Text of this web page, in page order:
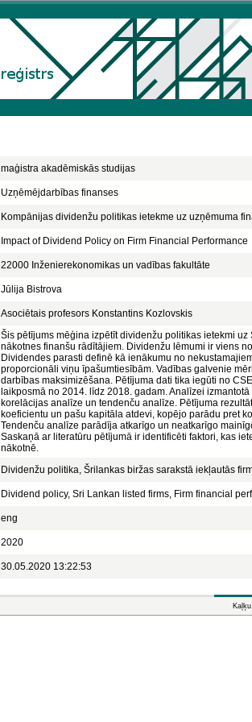
maģistra akadēmiskās studijas
Uzņēmējdarbības finanses
Kompānijas dividenžu politikas ietekme uz uzņēmuma
Impact of Dividend Policy on Firm Financial Performance
22000 Inženierekonomikas un vadības fakultāte
Jūlija Bistrova
Asociētais profesors Konstantins Kozlovskis
Šis pētījums mēģina izpētīt dividenžu politikas ietekmi
nākotnes finanšu rādītājiem. Dividenžu lēmumi ir viens
Dividendes parasti definē kā ienākumu no
proporcionāli viņu īpašumtiesībām. Vadības galvenie
darbības maksimizēšana. Pētījuma dati tika iegūti no
laikposmā no 2014. līdz 2018. gadam. Analīzei
korelācijas analīze un tendenču analīze. Pētījuma
koeficientu un pašu kapitāla atdevi, kopējo parādu pret
Tendenču analīze parādīja atkarīgo un neatkarīgo
Saskaņā ar literatūru pētījumā ir identificēti faktori, kas
nākotnē.
Dividenžu politika, Šrilankas biržas sarakstā iekļautās
Dividend policy, Sri Lankan listed firms, Firm financial
eng
2020
30.05.2020 13:22:53